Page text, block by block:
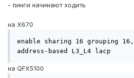
- пинги начинают ходить
на X670
enable sharing 16 grouping
address-based L3_L4 lacp
на QFX5100